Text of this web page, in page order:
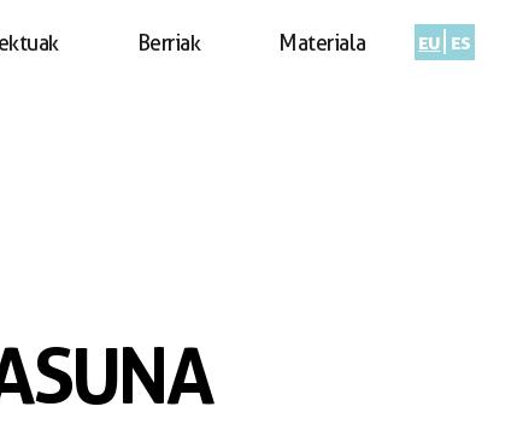
Berriak Materiala eu es